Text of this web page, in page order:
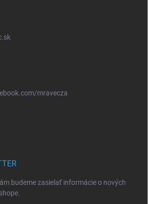
mravecza
budeme zasielať informácie o nových